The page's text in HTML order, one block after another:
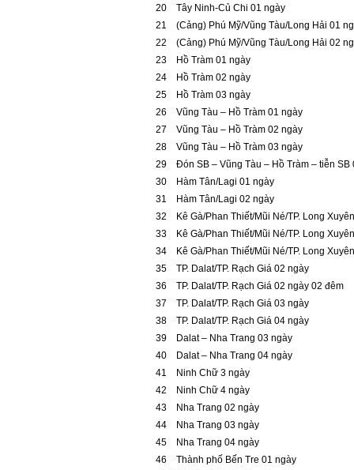
20
Tây Ninh-Củ Chi 01 ngày
21
(Cảng) Phú Mỹ/Vũng Tàu/Long Hải 01
22
(Cảng) Phú Mỹ/Vũng Tàu/Long Hải 02
23
Hồ Tràm 01 ngày
24
Hồ Tràm 02 ngày
25
Hồ Tràm 03 ngày
26
Vũng Tàu – Hồ Tràm 01 ngày
27
Vũng Tàu – Hồ Tràm 02 ngày
28
Vũng Tàu – Hồ Tràm 03 ngày
29
Đón SB – Vũng Tàu – Hồ Tràm – tiễn
30
Hàm Tân/Lagi 01 ngày
31
Hàm Tân/Lagi 02 ngày
32
Kê Gà/Phan Thiết/Mũi Né/TP. Long
33
Kê Gà/Phan Thiết/Mũi Né/TP. Long
34
Kê Gà/Phan Thiết/Mũi Né/TP. Long
35
TP. Dalat/TP. Rạch Giá 02 ngày
36
TP. Dalat/TP. Rạch Giá 02 ngày 02 đêm
37
TP. Dalat/TP. Rạch Giá 03 ngày
38
TP. Dalat/TP. Rạch Giá 04 ngày
39
Dalat – Nha Trang 03 ngày
40
Dalat – Nha Trang 04 ngày
41
Ninh Chữ 3 ngày
42
Ninh Chữ 4 ngày
43
Nha Trang 02 ngày
44
Nha Trang 03 ngày
45
Nha Trang 04 ngày
46
Thành phố Bến Tre 01 ngày